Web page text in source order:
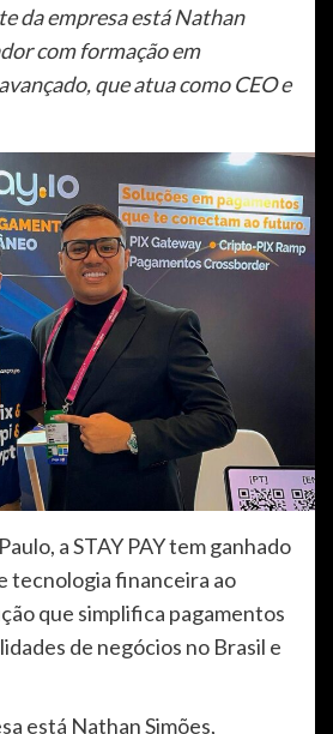
da empresa está Nathan
com formação em
que atua como CEO e
a STAY PAY tem ganhado
tecnologia financeira ao
que simplifica pagamentos
de negócios no Brasil e
está Nathan Simões,